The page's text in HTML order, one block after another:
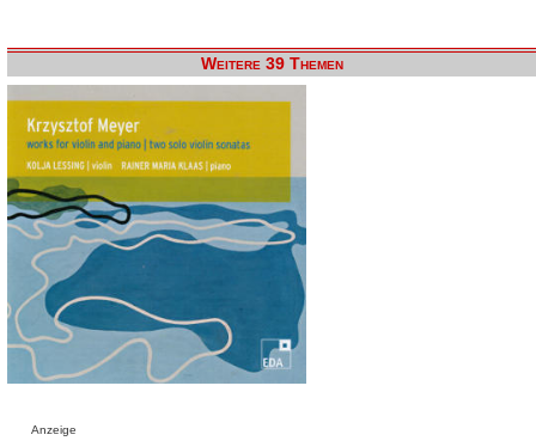
Weitere 39 Themen
Anzeige